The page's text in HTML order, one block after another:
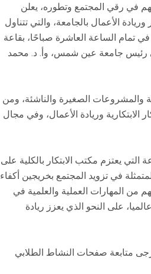
في رقي المجتمع وتطوره، يعلن
الأعمال بالجامعة، والتي تتناول
الابتكار وريادة الأعمال، وذلك يوم الأربعاء الموافق 2 مارس 2022، في تمام الساعة العاشرة صباحًا، بقاعة
رئيس جامعة عين شمس، وأ. د. محمد
والمشروعات الصغيرة والناشئة، ومن
وريادة الأعمال، وفي مجال
التي يعتزم مكتب الابتكار بالكلية على
في تزويد المجتمع بخريجين أكفاء
من المهارات العملية والعلمية في
على النحو الذي يعزز ريادة
متابعة صفحات النشاط الطلابي